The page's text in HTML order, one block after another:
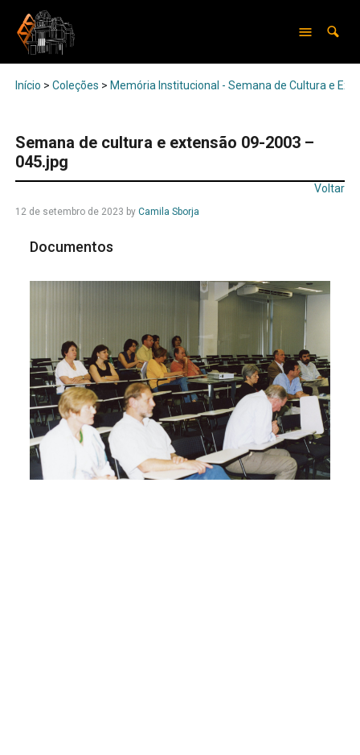
Início > Coleções > Memória Institucional - Semana de Cultura e
Semana de cultura e extensão 09-2003 –
045.jpg
Voltar
12 de setembro de 2023 by Camila Sborja
Documentos